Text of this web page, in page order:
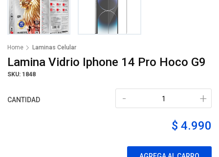
Home Laminas Celular
Lamina Vidrio Iphone 14 Pro Hoco G9
SKU: 1848
CANTIDAD +
-
$ 4.990